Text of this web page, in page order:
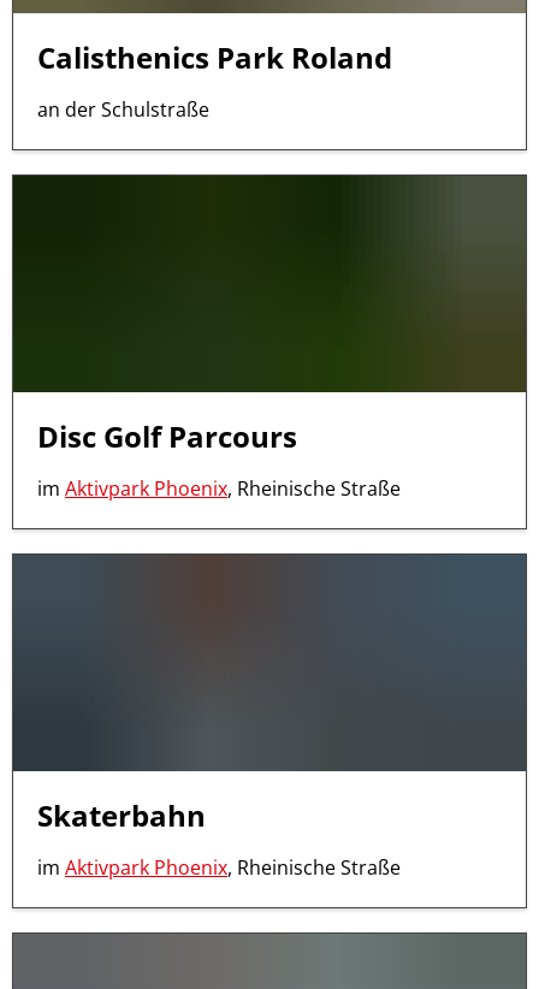
Calisthenics Park Roland
an der Schulstraße
Disc Golf Parcours
im Aktivpark Phoenix, Rheinische Straße
Skaterbahn
im Aktivpark Phoenix, Rheinische Straße